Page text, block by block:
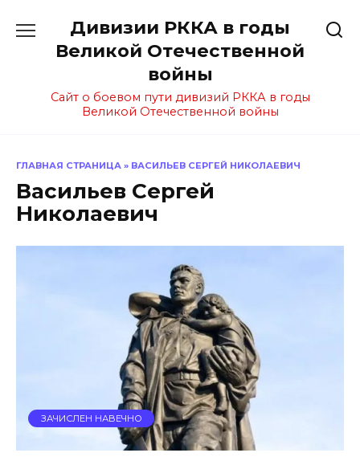
содержанию
Дивизии РККА в годы
Великой Отечественной
войны
Сайт о боевом пути дивизий РККА в годы
Великой Отечественной войны
ГЛАВНАЯ СТРАНИЦА » ВАСИЛЬЕВ СЕРГЕЙ НИКОЛАЕВИЧ
Васильев Сергей
Николаевич
ЗАЧИСЛЕН НАВЕЧНО